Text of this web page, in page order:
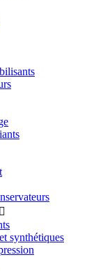

synthétiques